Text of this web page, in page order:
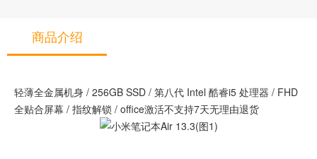
商品介绍
轻薄全金属机身 / 256GB SSD / 第八代 Intel 酷睿i5 处理器 / FHD
全贴合屏幕 / 指纹解锁 / office激活不支持7天无理由退货